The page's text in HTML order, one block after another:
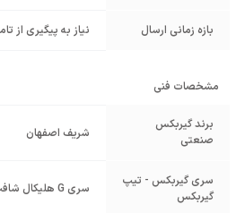
بازه زمانی ارسال نیاز به پیگیری از
مشخصات فنی
برند گیربکس
صنعتی
شریف اصفهان
سری گیربکس - تیپ
گیربکس
سری G هلیکال شافت مستقیم